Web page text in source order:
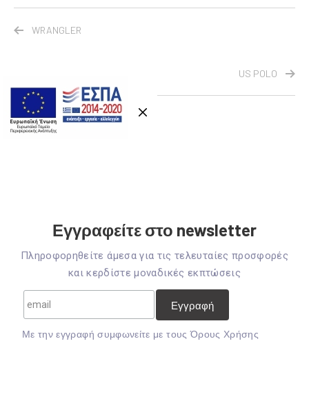
WRANGLER
US POLO
Εγγραφείτε στο newsletter
Πληροφορηθείτε άμεσα για τις τελευταίες προσφορές
και κερδίστε μοναδικές εκπτώσεις
Mε την εγγραφή συμφωνείτε με τουςΌρους Χρήσης